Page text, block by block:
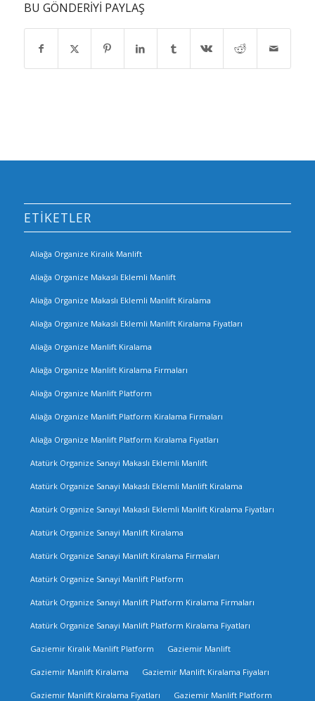
BU GÖNDERIYI PAYLAŞ
ETIKETLER
Aliağa Organize Kiralık Manlift
Aliağa Organize Makaslı Eklemli Manlift
Aliağa Organize Makaslı Eklemli Manlift Kiralama
Aliağa Organize Makaslı Eklemli Manlift Kiralama Fiyatları
Aliağa Organize Manlift Kiralama
Aliağa Organize Manlift Kiralama Firmaları
Aliağa Organize Manlift Platform
Aliağa Organize Manlift Platform Kiralama Firmaları
Aliağa Organize Manlift Platform Kiralama Fiyatları
Atatürk Organize Sanayi Makaslı Eklemli Manlift
Atatürk Organize Sanayi Makaslı Eklemli Manlift Kiralama
Atatürk Organize Sanayi Makaslı Eklemli Manlift Kiralama Fiyatları
Atatürk Organize Sanayi Manlift Kiralama
Atatürk Organize Sanayi Manlift Kiralama Firmaları
Atatürk Organize Sanayi Manlift Platform
Atatürk Organize Sanayi Manlift Platform Kiralama Firmaları
Atatürk Organize Sanayi Manlift Platform Kiralama Fiyatları
Gaziemir Kiralık Manlift Platform Gaziemir Manlift
Gaziemir Manlift Kiralama Gaziemir Manlift Kiralama Fiyaları
Gaziemir Manlift Kiralama Fiyatları Gaziemir Manlift Platform